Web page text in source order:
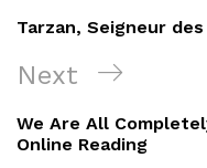
de
l’article
Post
Tarzan, Seigneur
Next
Post
Next
We Are All
Online Reading